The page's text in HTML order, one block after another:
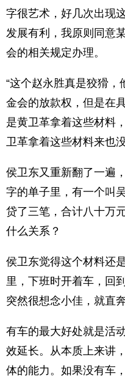
字很艺术，好几次出现
发展有利，我原则同意
会的相关规定办理。
“这个赵永胜真是狡猾
金会的放款权，但是在
是黄卫革拿着这些材料
卫革拿着这些材料来也
侯卫东又重新翻了一遍
字的单子里，有一个叫
贷了三笔，合计八十万
什么关系？
侯卫东觉得这个材料还
里，下班时开着车，回
突然很想念小佳，就直
有车的最大好处就是活
效延长。从本质上来讲
体的能力。如果没有车